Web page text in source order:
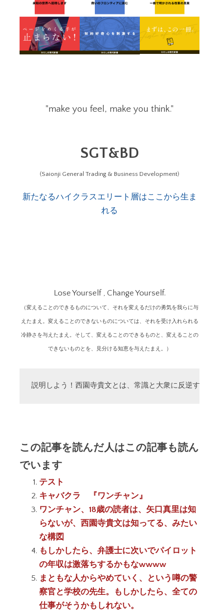
"make you feel, make you think."
SGT&BD
(Saionji General Trading & Business Development)
新たなるハイクラスエリート層はここから生ま
れる
Lose Yourself , Change Yourself.
（変えることのできるものについて、それを変えるだけの勇気を我らに与
えたまえ。変えることのできないものについては、それを受け入れられる
冷静さを与えたまえ。そして、変えることのできるものと、変えることの
できないものとを、見分ける知恵を与えたまえ。）
説明しよう！西園寺貴文とは、常識と大衆に反逆する
この記事を読んだ人はこの記事も読ん
でいます
テスト
キャバクラ 『ワンチャン』
ワンチャン、18歳の読者は、矢口真里は知
らないが、西園寺貴文は知ってる、みたい
な構図
もしかしたら、弁護士に次いでパイロット
の年収は激落ちするかもなwwww
まともな人からやめていく、という噂の警
察官と学校の先生。もしかしたら、全ての
仕事がそうかもしれない。